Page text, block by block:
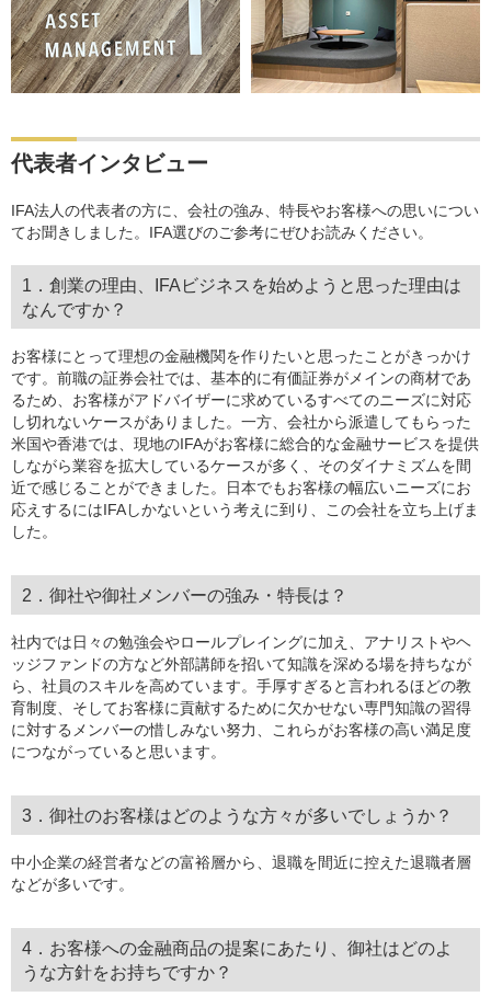
代表者インタビュー
IFA法人の代表者の方に、会社の強み、特長やお客様への思いについ
てお聞きしました。IFA選びのご参考にぜひお読みください。
1．創業の理由、IFAビジネスを始めようと思った理由は
なんですか？
お客様にとって理想の金融機関を作りたいと思ったことがきっかけ
です。前職の証券会社では、基本的に有価証券がメインの商材であ
るため、お客様がアドバイザーに求めているすべてのニーズに対応
し切れないケースがありました。一方、会社から派遣してもらった
米国や香港では、現地のIFAがお客様に総合的な金融サービスを提供
しながら業容を拡大しているケースが多く、そのダイナミズムを間
近で感じることができました。日本でもお客様の幅広いニーズにお
応えするにはIFAしかないという考えに到り、この会社を立ち上げま
した。
2．御社や御社メンバーの強み・特長は？
社内では日々の勉強会やロールプレイングに加え、アナリストやヘ
ッジファンドの方など外部講師を招いて知識を深める場を持ちなが
ら、社員のスキルを高めています。手厚すぎると言われるほどの教
育制度、そしてお客様に貢献するために欠かせない専門知識の習得
に対するメンバーの惜しみない努力、これらがお客様の高い満足度
につながっていると思います。
3．御社のお客様はどのような方々が多いでしょうか？
中小企業の経営者などの富裕層から、退職を間近に控えた退職者層
などが多いです。
4．お客様への金融商品の提案にあたり、御社はどのよ
うな方針をお持ちですか？